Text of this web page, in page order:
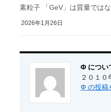
素粒子 「GeV」は質量では
2026年1月26日
Φ につい
２０１０
Φ の投稿